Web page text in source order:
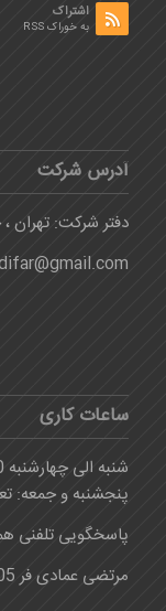
اشتراک
به خوراک RSS
آدرس شرکت
دفتر شرکت: تهران ،
ساعات کاری
شنبه الی چهارشنبه 9:00 الی 16:00
پنجشنبه و جمعه:
پاسخگویی تلفنی همه
مرتضی عمادی فر 09128573405